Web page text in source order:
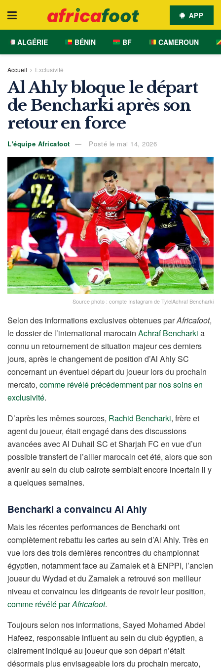
APP
ALGÉRIE BÉNIN BF CAMEROUN
Accueil Exclusivité
Al Ahly bloque le départ
de Bencharki après son
retour en force
L'équipe Africafoot Posté le mai 14, 2026
Source photo : compte Instagram de TylelAchraf Bencharki
Selon des informations exclusives obtenues parAfricafoot,
le dossier de l’international marocain Achraf Bencharki a
connu un retournement de situation majeur ces derniers
jours, après le changement de position d’Al Ahly SC
concernant un éventuel départ du joueur lors du prochain
mercato, comme révélé précédemment par nos soins en
exclusivité.
D’après les mêmes sources, Rachid Bencharki, frère et
agent du joueur, était engagé dans des discussions
avancées avec Al Duhail SC et Sharjah FC en vue d’un
possible transfert de l’ailier marocain cet été, alors que son
avenir au sein du club cairote semblait encore incertain il y
a quelques semaines.
Bencharki a convaincu Al Ahly
Mais les récentes performances de Bencharki ont
complètement rebattu les cartes au sein d’Al Ahly. Très en
vue lors des trois dernières rencontres du championnat
égyptien, notamment face au Zamalek et à ENPPI, l’ancien
joueur du Wydad et du Zamalek a retrouvé son meilleur
niveau et convaincu les dirigeants de revoir leur position,
comme révélé parAfricafoot.
Toujours selon nos informations, Sayed Mohamed Abdel
Hafeez, responsable influent au sein du club égyptien, a
clairement indiqué au joueur que son départ n’était
désormais plus envisageable lors du prochain mercato,